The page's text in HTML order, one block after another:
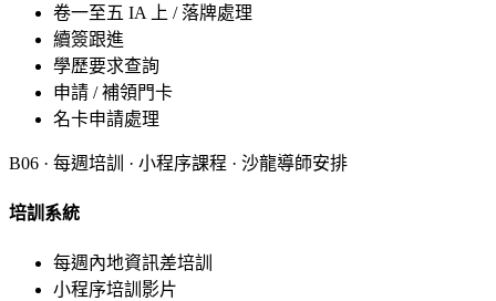
卷一至五 IA 上 / 落牌處理
續簽跟進
學歷要求查詢
申請 / 補領門卡
名卡申請處理
B06 · 每週培訓 · 小程序課程 · 沙龍導師安排
培訓系統
每週內地資訊差培訓
小程序培訓影片